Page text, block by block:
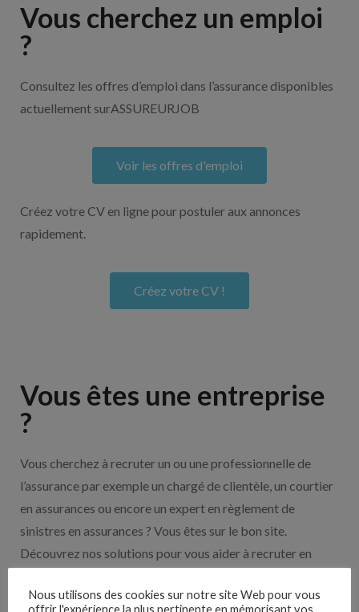
Vous cherchez un emploi
?
Consultez les offres d’emploi dans l’assurance disponibles
actuellement surASSUREURJOB
Voir les offres d'emploi
Créez votre CV en ligne pour postuler aux annonces
rapidement.
Créez votre CV !
Vous êtes une entreprise
?
Vous cherchez à recruter un ou une professionnelle de
l’assurance par exemple un chargé de clientèle, un courtier
en assurances ou encore un expert en règlement de
sinistres en assurances ? Vous êtes sur le bon site.
Découvrez nos solutions pour vous aider à recruter en
Nous utilisons des cookies sur notre site Web pour vous
offrir l'expérience la plus pertinente en mémorisant vos